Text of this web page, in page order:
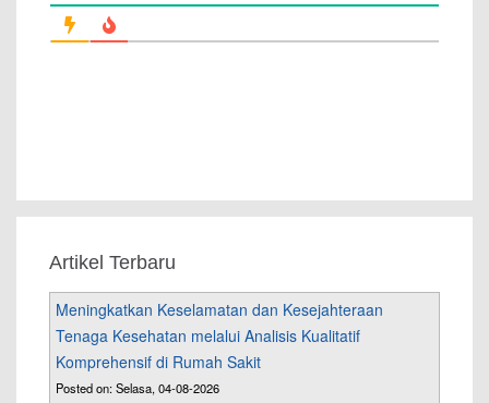
Artikel Terbaru
Meningkatkan Keselamatan dan Kesejahteraan
Tenaga Kesehatan melalui Analisis Kualitatif
Komprehensif di Rumah Sakit
Posted on: Selasa, 04-08-2026